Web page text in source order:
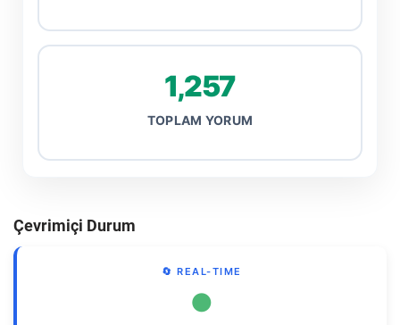
1,257
TOPLAM YORUM
Çevrimiçi Durum
🔄 REAL-TIME
●